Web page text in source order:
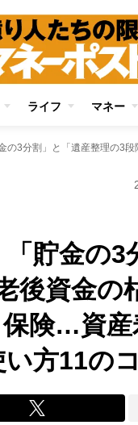
ライフ マネー
「貯金の
後資金の
険…資産
方11の